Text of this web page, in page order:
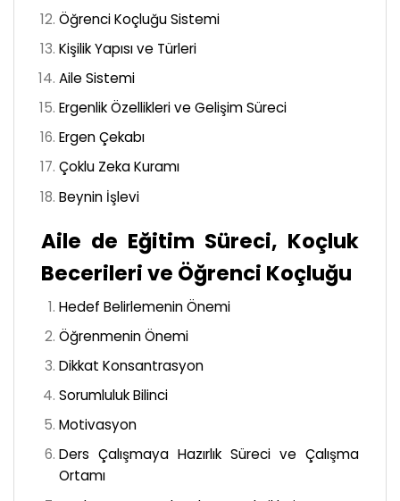
Öğrenci Koçluğu Sistemi
Kişilik Yapısı ve Türleri
Aile Sistemi
Ergenlik Özellikleri ve Gelişim Süreci
Ergen Çekabı
Çoklu Zeka Kuramı
Beynin İşlevi
Aile de Eğitim Süreci, Koçluk
Becerileri ve Öğrenci Koçluğu
Hedef Belirlemenin Önemi
Öğrenmenin Önemi
Dikkat Konsantrasyon
Sorumluluk Bilinci
Motivasyon
Ders Çalışmaya Hazırlık Süreci ve Çalışma
Ortamı